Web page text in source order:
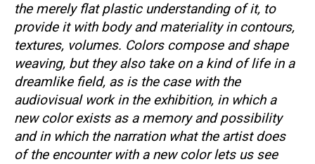
the merely flat plastic understanding of it, to
provide it with body and materiality in contours,
textures, volumes. Colors compose and shape
weaving, but they also take on a kind of life in a
dreamlike field, as is the case with the
audiovisual work in the exhibition, in which a
new color exists as a memory and possibility
and in which the narration what the artist does
of the encounter with a new color lets us see